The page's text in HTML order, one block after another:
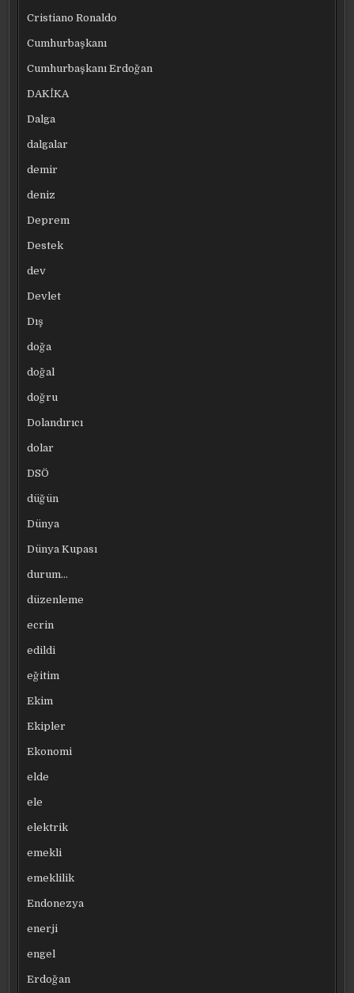
Cristiano Ronaldo
Cumhurbaşkanı
Cumhurbaşkanı Erdoğan
DAKİKA
Dalga
dalgalar
demir
deniz
Deprem
Destek
dev
Devlet
Dış
doğa
doğal
doğru
Dolandırıcı
dolar
DSÖ
düğün
Dünya
Dünya Kupası
durum…
düzenleme
ecrin
edildi
eğitim
Ekim
Ekipler
Ekonomi
elde
ele
elektrik
emekli
emeklilik
Endonezya
enerji
engel
Erdoğan